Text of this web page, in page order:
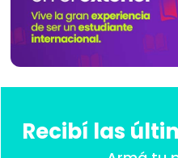
Recibí las